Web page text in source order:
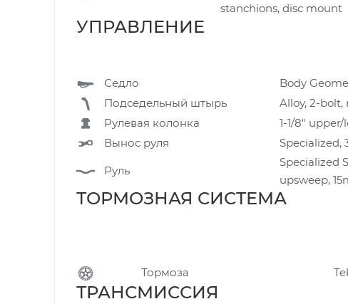
stanchions, disc mount
УПРАВЛЕНИЕ
Седло
Body
Подседельный штырь
Alloy, 2-bolt,
Рулевая колонка
1-1/8"
Вынос руля
Specialized,
Руль
Specialized
upsweep,
ТОРМОЗНАЯ СИСТЕМА
Тормоза
ТРАНСМИССИЯ